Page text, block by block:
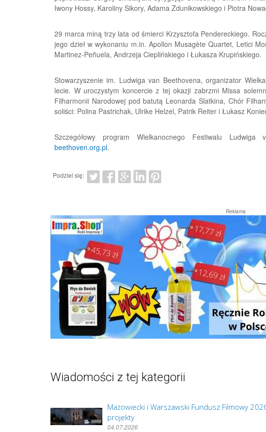
Iwony Hossy, Karoliny Sikory, Adama Zdunikowskiego i Piotra
29 marca miną trzy lata od śmierci Krzysztofa Pendereckiego.
jego dzieł w wykonaniu m.in. Apollon Musagète Quartet, Letici
Martinez-Peñuela, Andrzeja Cieplińskiego i Łukasza Krupińskiego.
Stowarzyszenie im. Ludwiga van Beethovena, organizator
lecie. W uroczystym koncercie z tej okazji zabrzmi Missa
Filharmonii Narodowej pod batutą Leonarda Slatkina, Chór
soliści: Polina Pastrichak, Ulrike Helzel, Patrik Reiter i Łukasz
Szczegółowy program Wielkanocnego Festiwalu
beethoven.org.pl.
Podziel się:
Reklama
Wiadomości z tej kategorii
Mazowiecki i Warszawski Fundusz Filmowy
projekty
04.07.2026